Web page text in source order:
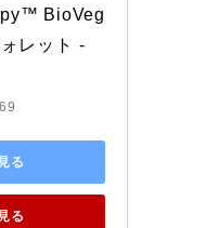
BioVeg
レット -
る
る